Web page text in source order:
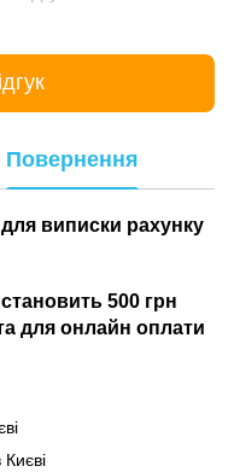
Повернення
виписки рахунку
500 грн
для онлайн оплати